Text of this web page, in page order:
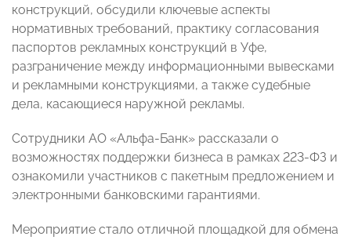
конструкций, обсудили ключевые аспекты
нормативных требований, практику согласования
паспортов рекламных конструкций в Уфе,
разграничение между информационными вывесками
и рекламными конструкциями, а также судебные
дела, касающиеся наружной рекламы.
Сотрудники АО «Альфа-Банк» рассказали о
возможностях поддержки бизнеса в рамках 223-ФЗ и
ознакомили участников с пакетным предложением и
электронными банковскими гарантиями.
Мероприятие стало отличной площадкой для обмена